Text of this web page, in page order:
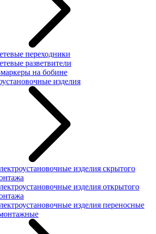
переходники
разветвители
на бобине
изделия
изделия скрытого
изделия открытого
изделия переносные